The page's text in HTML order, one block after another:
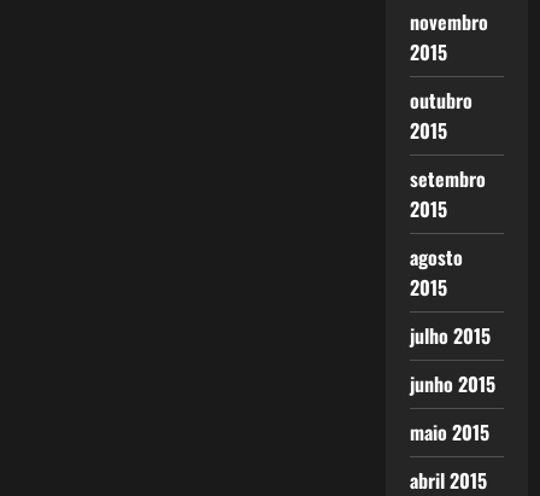
novembro
2015
outubro
2015
setembro
2015
agosto
2015
julho 2015
junho 2015
maio 2015
abril 2015